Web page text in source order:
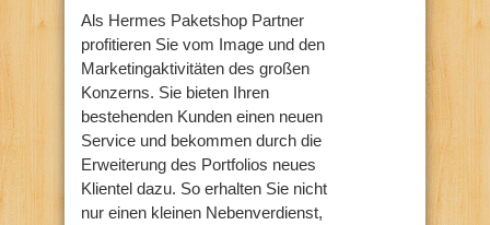
Als Hermes Paketshop Partner
profitieren Sie vom Image und den
Marketingaktivitäten des großen
Konzerns. Sie bieten Ihren
bestehenden Kunden einen neuen
Service und bekommen durch die
Erweiterung des Portfolios neues
Klientel dazu. So erhalten Sie nicht
nur einen kleinen Nebenverdienst,